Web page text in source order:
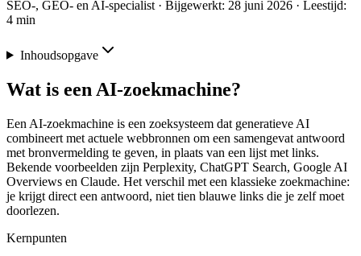
SEO-, GEO- en AI-specialist · Bijgewerkt: 28 juni 2026 · Leestijd:
4 min
Inhoudsopgave
Wat is een AI-zoekmachine?
Een AI-zoekmachine is een zoeksysteem dat generatieve AI
combineert met actuele webbronnen om een samengevat antwoord
met bronvermelding te geven, in plaats van een lijst met links.
Bekende voorbeelden zijn Perplexity, ChatGPT Search, Google AI
Overviews en Claude. Het verschil met een klassieke zoekmachine:
je krijgt direct een antwoord, niet tien blauwe links die je zelf moet
doorlezen.
Kernpunten